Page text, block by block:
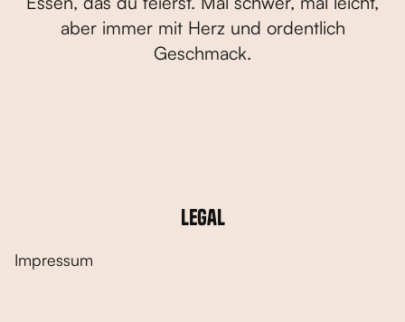
aber immer mit Herz und ordentlich
Geschmack.
Legal
Impressum